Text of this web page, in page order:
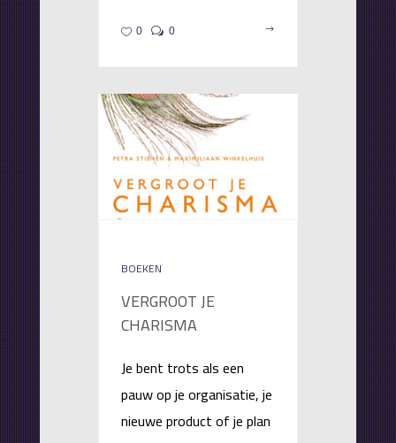
0 0
BOEKEN
VERGROOT JE
CHARISMA
Je bent trots als een
pauw op je organisatie, je
nieuwe product of je plan